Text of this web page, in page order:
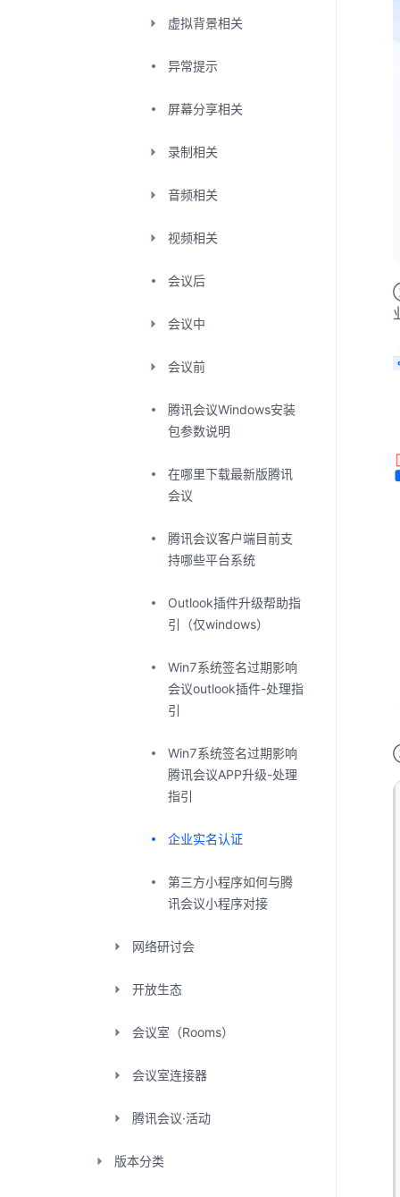
虚拟背景相关
异常提示
屏幕分享相关
录制相关
音频相关
视频相关
会议后
会议中
会议前
腾讯会议Windows安装
包参数说明
在哪里下载最新版腾讯
会议
腾讯会议客户端目前支
持哪些平台系统
Outlook插件升级帮助指
引（仅windows）
Win7系统签名过期影响
会议outlook插件-处理指
引
Win7系统签名过期影响
腾讯会议APP升级-处理
指引
企业实名认证
第三方小程序如何与腾
讯会议小程序对接
网络研讨会
开放生态
会议室（Rooms）
会议室连接器
腾讯会议·活动
版本分类